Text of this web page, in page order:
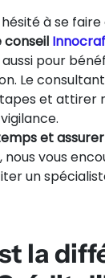
hésité à se
conseil
pour
Le
et attirer
et
vous
un
la